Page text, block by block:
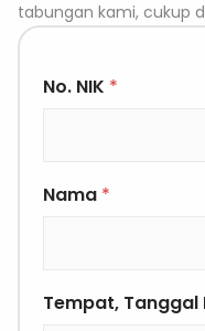
tabungan kami, cukup
No. NIK *
Nama *
Tempat, Tanggal